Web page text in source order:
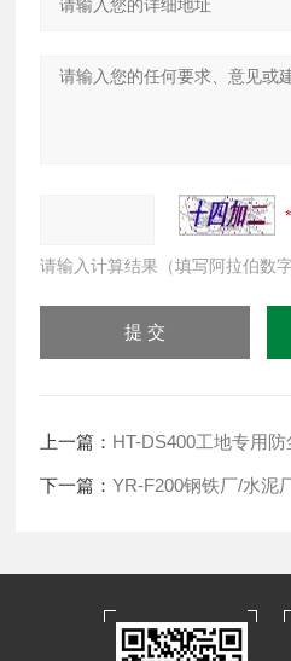
请输入计算结果（填写阿拉伯数
上一篇： HT-DS400工地专用
下一篇：YR-F200钢铁厂/水泥